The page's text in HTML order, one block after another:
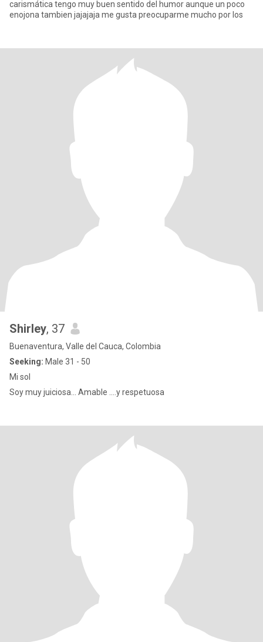
carismática tengo muy buen sentido del humor aunque un poco
enojona tambien jajajaja me gusta preocuparme mucho por los
Shirley, 37
Buenaventura, Valle del Cauca, Colombia
Seeking: Male 31 - 50
Mi sol
Soy muy juiciosa... Amable ....y respetuosa